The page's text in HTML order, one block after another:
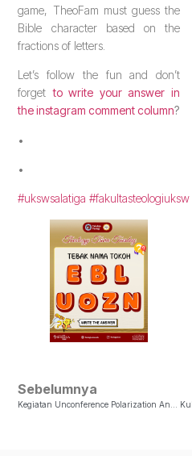
game, TheoFam must guess the
Bible character based on the
fractions of letters.
Let’s follow the fun and don’t
forgetto write your answer in
the instagram comment column?
•
•
#ukswsalatiga #fakultasteologiuksw
Sebelumnya